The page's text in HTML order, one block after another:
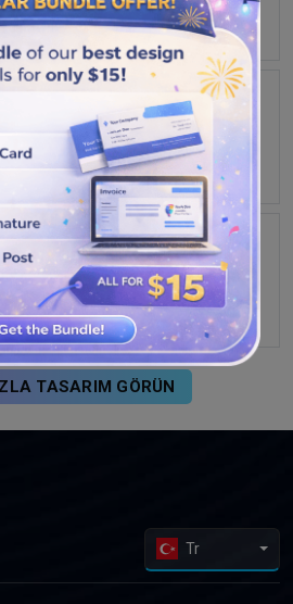
TASARIM GÖRÜN
Tr